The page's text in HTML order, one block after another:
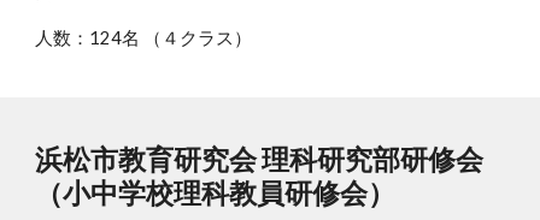
人数：124名 （４クラス）
浜松市教育研究会 理科研究部研修会
（小中学校理科教員研修会）